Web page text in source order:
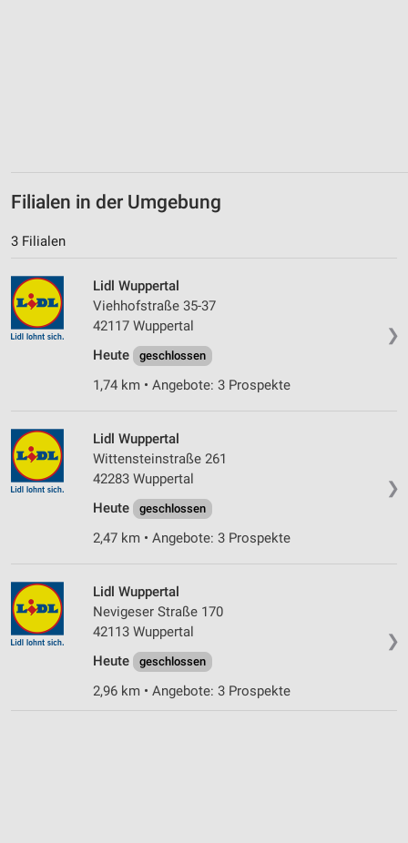
Filialen in der Umgebung
3 Filialen
❯
Lidl Wuppertal
Viehhofstraße 35-37
42117 Wuppertal
Heute
geschlossen
1,74 km • Angebote: 3 Prospekte
❯
Lidl Wuppertal
Wittensteinstraße 261
42283 Wuppertal
Heute
geschlossen
2,47 km • Angebote: 3 Prospekte
❯
Lidl Wuppertal
Nevigeser Straße 170
42113 Wuppertal
Heute
geschlossen
2,96 km • Angebote: 3 Prospekte